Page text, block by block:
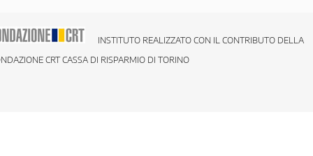
INSTITUTO REALIZZATO CON IL CONTRIBUTO DELLA
CRT CASSA DI RISPARMIO DI TORINO